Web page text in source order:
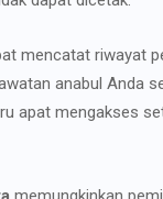
mencatat riwayat
anabul Anda
apat mengakses